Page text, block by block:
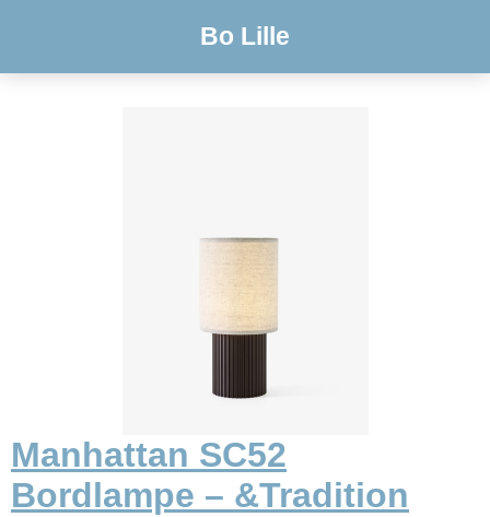
Bo Lille
Manhattan SC52
Bordlampe – &Tradition